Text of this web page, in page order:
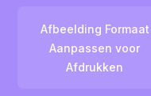
Afbeelding Formaat
Aanpassen voor
Afdrukken